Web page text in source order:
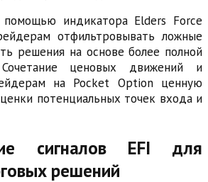
индикатора Elders Force
отфильтровывать ложные
решения на основе более полной
ценовых движений и
на Pocket Option ценную
потенциальных точек входа и
сигналов EFI для
решений